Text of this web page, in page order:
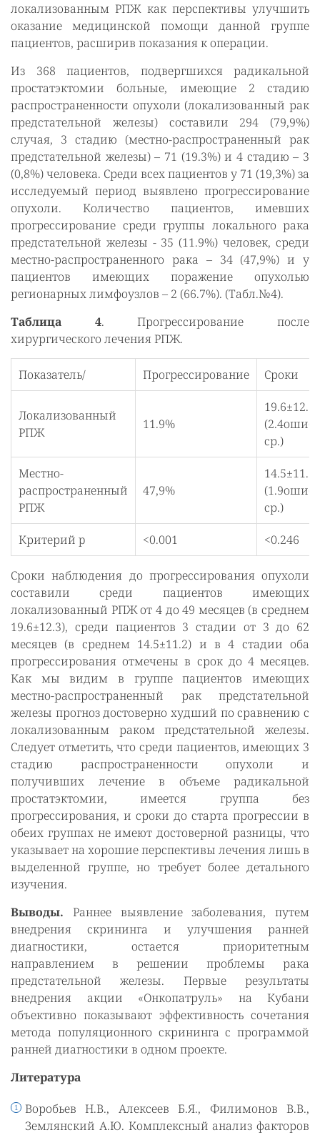
локализованным РПЖ как перспективы улучшить
оказание медицинской помощи данной группе
пациентов, расширив показания к операции.
Из 368 пациентов, подвергшихся радикальной
простатэктомии больные, имеющие 2 стадию
распространенности опухоли (локализованный рак
предстательной железы) составили 294 (79,9%)
случая, 3 стадию (местно-распространенный рак
предстательной железы) – 71 (19.3%) и 4 стадию – 3
(0,8%) человека. Среди всех пациентов у 71 (19,3%) за
исследуемый период выявлено прогрессирование
опухоли. Количество пациентов, имевших
прогрессирование среди группы локального рака
предстательной железы - 35 (11.9%) человек, среди
местно-распространенного рака – 34 (47,9%) и у
пациентов имеющих поражение опухолью
регионарных лимфоузлов – 2 (66.7%). (Табл.№4).
Таблица 4. Прогрессирование после
хирургического лечения РПЖ.
Показатель/ Прогрессирование Сроки
Локализованный
РПЖ
11.9%
19.6±12.3
ср.)
Местно-
распространенный
РПЖ
47,9%
14.5±11.2
ср.)
Критерий p <0.001 <0.246
Сроки наблюдения до прогрессирования опухоли
составили среди пациентов имеющих
локализованный РПЖ от 4 до 49 месяцев (в среднем
19.6±12.3), среди пациентов 3 стадии от 3 до 62
месяцев (в среднем 14.5±11.2) и в 4 стадии оба
прогрессирования отмечены в срок до 4 месяцев.
Как мы видим в группе пациентов имеющих
местно-распространенный рак предстательной
железы прогноз достоверно худший по сравнению с
локализованным раком предстательной железы.
Следует отметить, что среди пациентов, имеющих 3
стадию распространенности опухоли и
получивших лечение в объеме радикальной
простатэктомии, имеется группа без
прогрессирования, и сроки до старта прогрессии в
обеих группах не имеют достоверной разницы, что
указывает на хорошие перспективы лечения лишь в
выделенной группе, но требует более детального
изучения.
Выводы. Раннее выявление заболевания, путем
внедрения скрининга и улучшения ранней
диагностики, остается приоритетным
направлением в решении проблемы рака
предстательной железы. Первые результаты
внедрения акции «Онкопатруль» на Кубани
объективно показывают эффективность сочетания
метода популяционного скрининга с программой
ранней диагностики в одном проекте.
Литература
Воробьев Н.В., Алексеев Б.Я., Филимонов В.В.,
Землянский А.Ю. Комплексный анализ факторов